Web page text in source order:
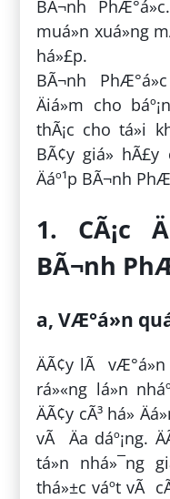
BÃ¬nh
muá»n xuá»ng
há»£p.
BÃ¬nh
Äiá»m cho
thÃ¡c cho tá»i
BÃ¢y giá» hÃ£y
Äáº¹p BÃ¬nh
1. CÃ¡c
BÃ¬nh
a, VÆ°á»n
ÄÃ¢y lÃ
rá»«ng lá»n
ÄÃ¢y cÃ³ há»
vÃ Äa dáº¡ng.
tá»n nhá»¯ng
thá»±c váº­t vÃ